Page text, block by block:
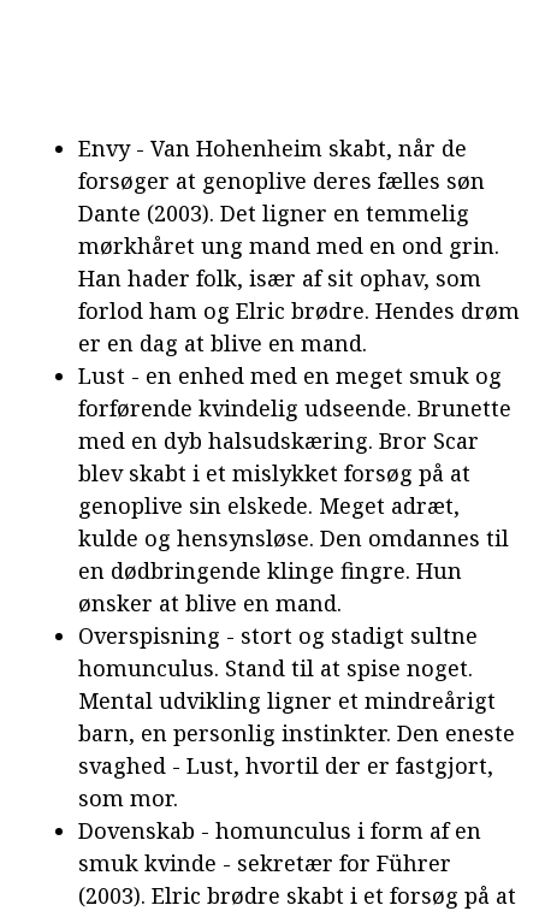
Envy - Van Hohenheim skabt, når de
forsøger at genoplive deres fælles søn
Dante (2003). Det ligner en temmelig
mørkhåret ung mand med en ond grin.
Han hader folk, især af sit ophav, som
forlod ham og Elric brødre. Hendes drøm
er en dag at blive en mand.
Lust - en enhed med en meget smuk og
forførende kvindelig udseende. Brunette
med en dyb halsudskæring. Bror Scar
blev skabt i et mislykket forsøg på at
genoplive sin elskede. Meget adræt,
kulde og hensynsløse. Den omdannes til
en dødbringende klinge fingre. Hun
ønsker at blive en mand.
Overspisning - stort og stadigt sultne
homunculus. Stand til at spise noget.
Mental udvikling ligner et mindreårigt
barn, en personlig instinkter. Den eneste
svaghed - Lust, hvortil der er fastgjort,
som mor.
Dovenskab - homunculus i form af en
smuk kvinde - sekretær for Führer
(2003). Elric brødre skabt i et forsøg på at